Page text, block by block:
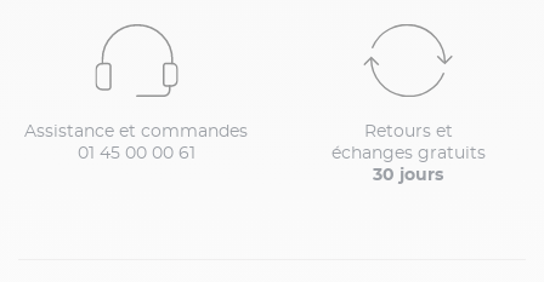
Assistance et commandes
01 45 00 00 61
Retours et
échanges gratuits
30 jours